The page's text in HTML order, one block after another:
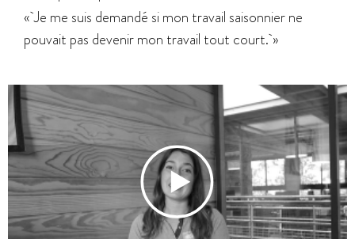
« Je me suis demandé si mon travail saisonnier ne
pouvait pas devenir mon travail tout court. »